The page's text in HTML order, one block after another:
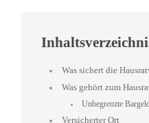
Was sichert die
Was gehört zum
Unbegrenzte
Versicherter Ort